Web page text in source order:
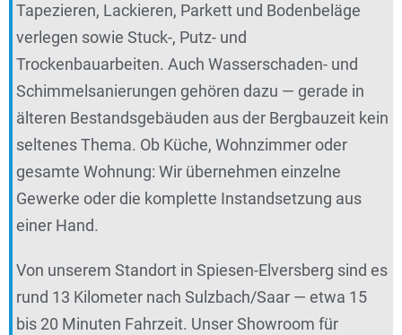
Tapezieren, Lackieren, Parkett und Bodenbeläge
verlegen sowie Stuck-, Putz- und
Trockenbauarbeiten. Auch Wasserschaden- und
Schimmelsanierungen gehören dazu — gerade in
älteren Bestandsgebäuden aus der Bergbauzeit kein
seltenes Thema. Ob Küche, Wohnzimmer oder
gesamte Wohnung: Wir übernehmen einzelne
Gewerke oder die komplette Instandsetzung aus
einer Hand.
Von unserem Standort in Spiesen-Elversberg sind es
rund 13 Kilometer nach Sulzbach/Saar — etwa 15
bis 20 Minuten Fahrzeit. Unser Showroom für